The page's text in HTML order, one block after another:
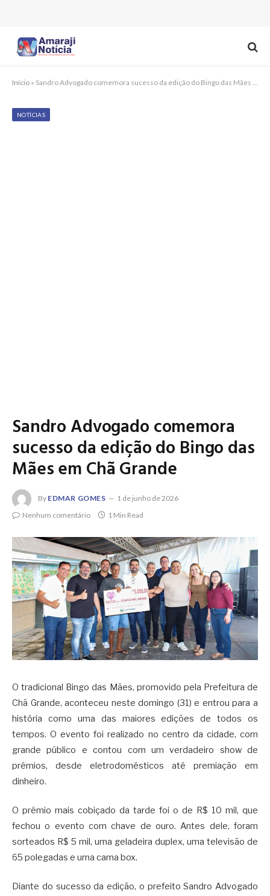
Início » Sandro Advogado comemora sucesso da edição do Bingo das Mães em Chã Grande
NOTÍCIAS
Sandro Advogado comemora
sucesso da edição do Bingo das
Mães em Chã Grande
By EDMAR GOMES
1 de junho de 2026
Nenhum comentário
1 Min Read
O tradicional Bingo das Mães, promovido pela Prefeitura de
Chã Grande, aconteceu neste domingo (31) e entrou para a
história como uma das maiores edições de todos os
tempos. O evento foi realizado no centro da cidade, com
grande público e contou com um verdadeiro show de
prêmios, desde eletrodomésticos até premiação em
dinheiro.
O prêmio mais cobiçado da tarde foi o de R$ 10 mil, que
fechou o evento com chave de ouro. Antes dele, foram
sorteados R$ 5 mil, uma geladeira duplex, uma televisão de
65 polegadas e uma cama box.
Diante do sucesso da edição, o prefeito Sandro Advogado